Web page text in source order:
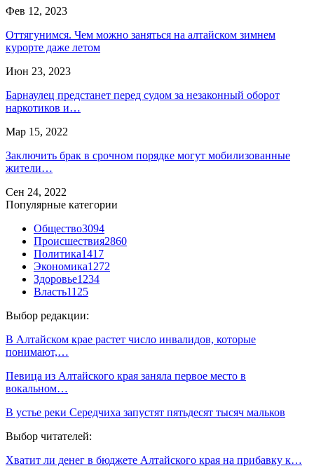
Фев 12, 2023
Оттягунимся. Чем можно заняться на алтайском зимнем
курорте даже летом
Июн 23, 2023
Барнаулец предстанет перед судом за незаконный оборот
наркотиков и…
Мар 15, 2022
Заключить брак в срочном порядке могут мобилизованные
жители…
Сен 24, 2022
Популярные категории
Общество3094
Происшествия2860
Политика1417
Экономика1272
Здоровье1234
Власть1125
Выбор редакции:
В Алтайском крае растет число инвалидов, которые
понимают,…
Певица из Алтайского края заняла первое место в
вокальном…
В устье реки Середчиха запустят пятьдесят тысяч мальков
Выбор читателей:
Хватит ли денег в бюджете Алтайского края на прибавку к…